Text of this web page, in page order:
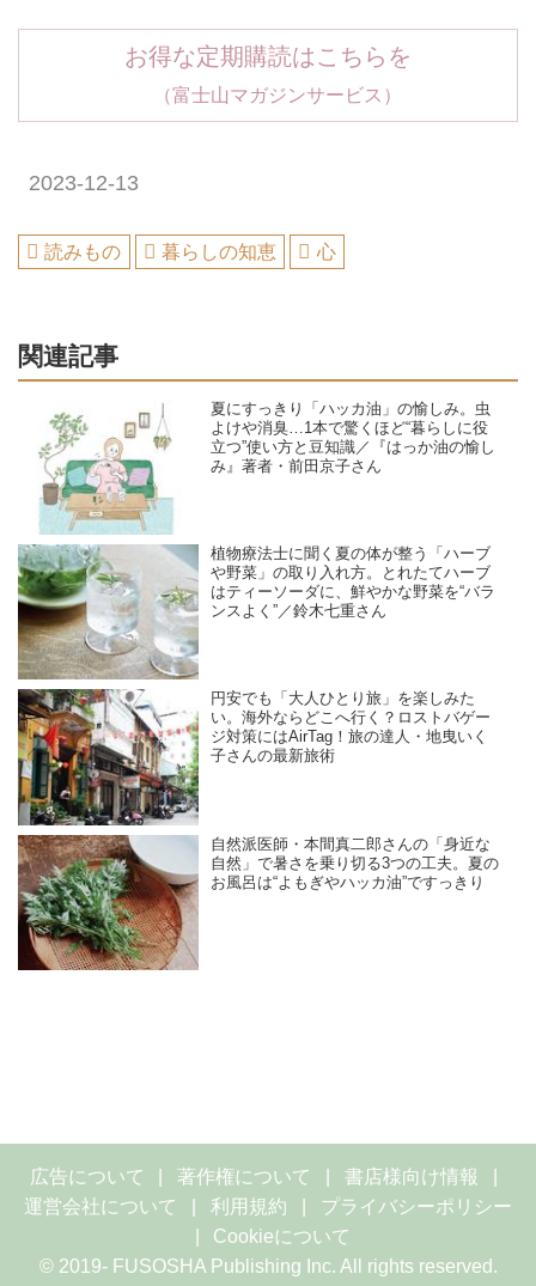
お得な定期購読はこちらを
（富士山マガジンサービス）
2023-12-13
読みもの 暮らしの知恵 心
関連記事
夏にすっきり「ハッカ油」の愉しみ。虫
よけや消臭…1本で驚くほど“暮らしに役
立つ”使い方と豆知識／『はっか油の愉し
み』著者・前田京子さん
植物療法士に聞く夏の体が整う「ハーブ
や野菜」の取り入れ方。とれたてハーブ
はティーソーダに、鮮やかな野菜を“バラ
ンスよく”／鈴木七重さん
円安でも「大人ひとり旅」を楽しみた
い。海外ならどこへ行く？ロストバゲー
ジ対策にはAirTag！旅の達人・地曳いく
子さんの最新旅術
自然派医師・本間真二郎さんの「身近な
自然」で暑さを乗り切る3つの工夫。夏の
お風呂は“よもぎやハッカ油”ですっきり
広告について 著作権について
書店様向け情報
運営会社について
利用規約
プライバシーポリシー
Cookieについて
© 2019- FUSOSHA Publishing Inc. All rights reserved.